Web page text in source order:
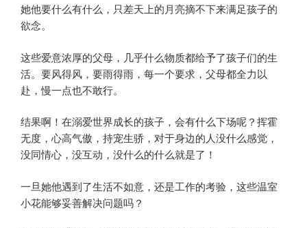
她他要什么有什么，只差天上的月亮摘不下来满足孩子的
欲念。
这些爱意浓厚的父母，几乎什么物质都给予了孩子们的生
活。要风得风，要雨得雨，每一个要求，父母都全力以
赴，慢一点也不敢行。
结果啊！在溺爱世界成长的孩子，会有什么下场呢？挥霍
无度，心高气傲，持宠生骄，对于身边的人没什么感觉，
没同情心，没互动，没什么的什么就是了！
一旦她他遇到了生活不如意，还是工作的考验，这些温室
小花能够妥善解决问题吗？